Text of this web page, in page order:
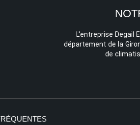
L'entreprise Degail
département de la
de